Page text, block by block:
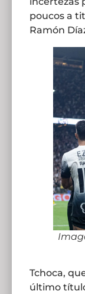
poucos a
Ramón
Tchoca,
último